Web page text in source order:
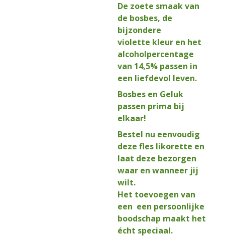
De zoete smaak van
de bosbes, de
bijzondere
violette kleur en het
alcoholpercentage
van 14,5% passen in
een liefdevol leven.
Bosbes en Geluk
passen prima bij
elkaar!
Bestel nu eenvoudig
deze fles likorette en
laat deze bezorgen
waar en wanneer jij
wilt.
Het toevoegen van
een een persoonlijke
boodschap maakt het
écht speciaal.